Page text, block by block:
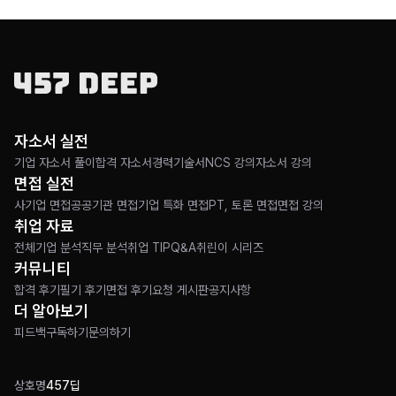
상호명457딥
자소서 실전
기업 자소서 풀이 합격 자소서경력기술서 NCS 강의자소서 강의
면접 실전
사기업 면접공공기관 면접기업 특화 면접PT, 토론 면접면접 강의
취업 자료
전체 기업 분석직무 분석취업 TIPQ&A취린이 시리즈
커뮤니티
합격 후기 필기 후기 면접 후기 요청 게시판공지사항
더 알아보기
피드백구독하기 문의하기